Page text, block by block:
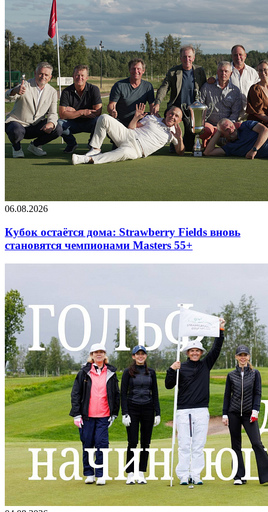
06.08.2026
Кубок остаётся дома: Strawberry Fields вновь
становятся чемпионами Masters 55+